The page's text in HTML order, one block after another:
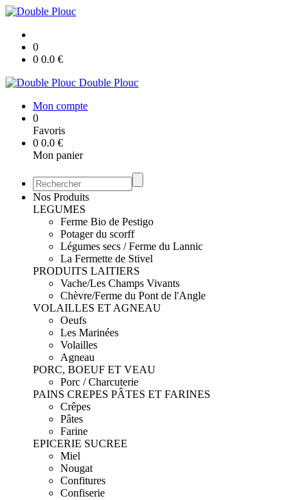
0
0 0.0 €
Double Plouc
Mon compte
0
Favoris
0 0.0 €
Mon panier
Nos Produits
LEGUMES
Ferme Bio de Pestigo
Potager du scorff
Légumes secs / Ferme du Lannic
La Fermette de Stivel
PRODUITS LAITIERS
Vache/Les Champs Vivants
Chèvre/Ferme du Pont de l'Angle
VOLAILLES ET AGNEAU
Oeufs
Les Marinées
Volailles
Agneau
PORC, BOEUF ET VEAU
Porc / Charcuterie
PAINS CREPES PÂTES ET FARINES
Crêpes
Pâtes
Farine
EPICERIE SUCREE
Miel
Nougat
Confitures
Confiserie